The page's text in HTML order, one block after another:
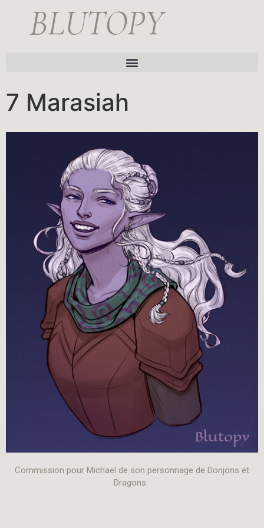
BLUTOPY
7 Marasiah
Commission pour Michael de son personnage de Donjons et
Dragons.